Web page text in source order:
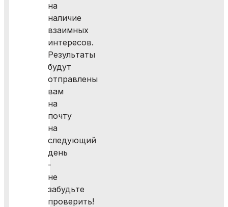
на
наличие
взаимных
интересов.
Результаты
будут
отправлены
вам
на
почту
на
следующий
день
-
не
забудьте
проверить!